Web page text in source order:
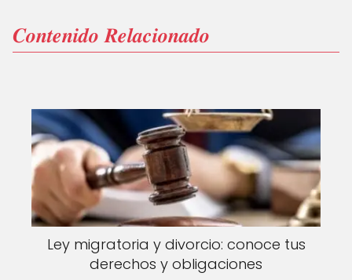
𝑪𝒐𝒏𝒕𝒆𝒏𝒊𝒅𝒐 𝑹𝒆𝒍𝒂𝒄𝒊𝒐𝒏𝒂𝒅𝒐
Ley migratoria y divorcio: conoce tus
derechos y obligaciones